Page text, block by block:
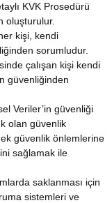
KVK Prosedürü
oluşturulur.
kişi, kendi
sorumludur.
çalışan kişi kendi
güvenliğinden
Veriler’in güvenliği
olan güvenlik
güvenlik önlemlerine
sağlamak ile
saklanması için
sistemleri ve